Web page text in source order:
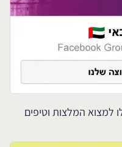
למצוא המלצות וטיפים